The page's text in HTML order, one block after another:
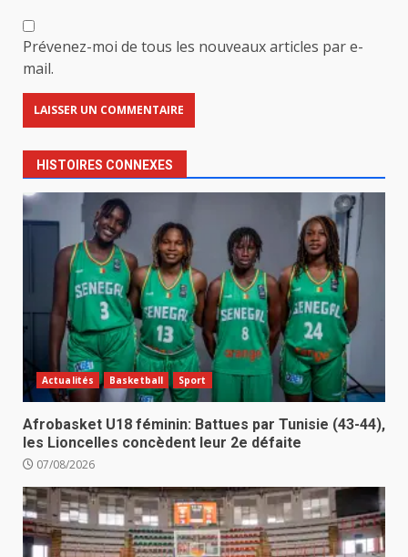
Prévenez-moi de tous les nouveaux articles par e-
mail.
HISTOIRES CONNEXES
Actualités Basketball Sport
Afrobasket U18 féminin: Battues par Tunisie (43-44),
les Lioncelles concèdent leur 2e défaite
07/08/2026